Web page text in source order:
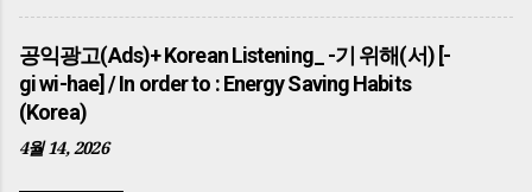
REAL TASTE TOP 10 POST 📌 2026년 최신
업데이트 반영 THE ULTIMATE
HISTORICAL HUB 세종대왕부터 BTS까지…
한국을 바꾼 100인의 이야기 100 KOREAN
공익광고(Ads)+ Korean Listening_ -기 위해(서) [-
gi wi-hae] / In order to : Energy Saving Habits
(Korea)
4월 14, 2026